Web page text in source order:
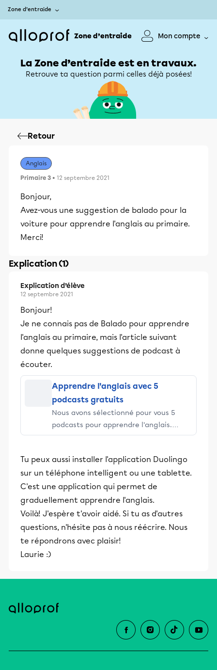
Zone d’entraide
Zone d’entraide Mon compte
La Zone d’entraide est en travaux.
Retrouve ta question parmi celles déjà posées!
Retour
Anglais
Primaire 3 • 12 septembre 2021
Bonjour,
Avez-vous une suggestion de balado pour la
voiture pour apprendre l'anglais au primaire.
Merci!
Explication (1)
Explication d’élève
12 septembre 2021
Bonjour!
Je ne connais pas de Balado pour apprendre
l'anglais au primaire, mais l'article suivant
donne quelques suggestions de podcast à
écouter.
Apprendre l'anglais avec 5
podcasts gratuits
Nous avons sélectionné pour vous 5
podcasts pour apprendre l'anglais.
Améliorez votre niveau en les écoutant
Tu peux aussi installer l'application Duolingo
sur un téléphone intelligent ou une tablette.
C'est une application qui permet de
graduellement apprendre l'anglais.
Voilà! J'espère t'avoir aidé. Si tu as d'autres
questions, n'hésite pas à nous réécrire. Nous
te répondrons avec plaisir!
Laurie :)